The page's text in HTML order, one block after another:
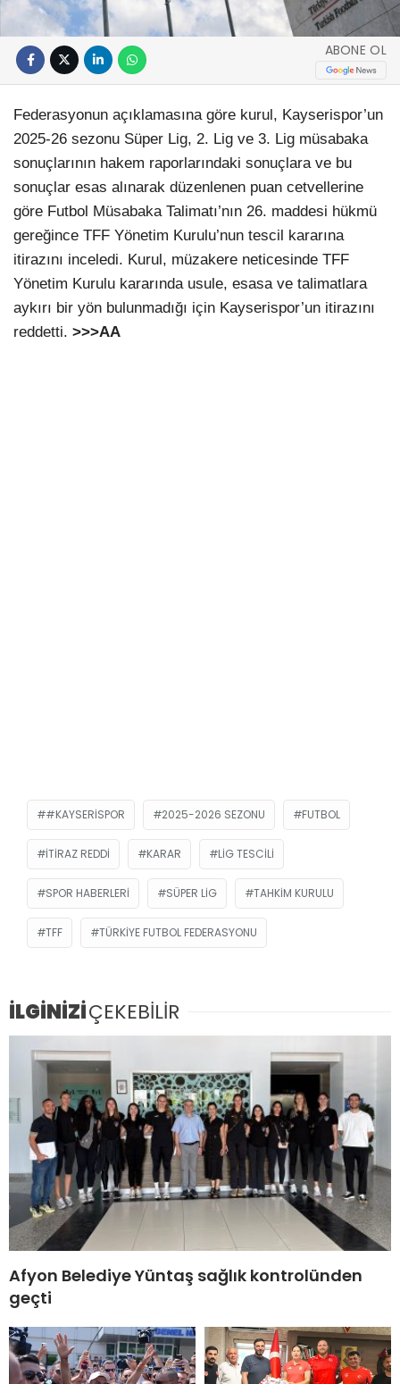
ABONE OL
Federasyonun açıklamasına göre kurul, Kayserispor’un
2025-26 sezonu Süper Lig, 2. Lig ve 3. Lig müsabaka
sonuçlarının hakem raporlarındaki sonuçlara ve bu
sonuçlar esas alınarak düzenlenen puan cetvellerine
göre Futbol Müsabaka Talimatı’nın 26. maddesi hükmü
gereğince TFF Yönetim Kurulu’nun tescil kararına
itirazını inceledi. Kurul, müzakere neticesinde TFF
Yönetim Kurulu kararında usule, esasa ve talimatlara
aykırı bir yön bulunmadığı için Kayserispor’un itirazını
reddetti. >>>AA
#KAYSERISPOR 2025-2026 SEZONU FUTBOL
ITIRAZ REDDI KARAR LIG TESCILI
SPOR HABERLERI SÜPER LIG TAHKIM KURULU
TFF TÜRKIYE FUTBOL FEDERASYONU
İLGİNİZİÇEKEBİLİR
Afyon Belediye Yüntaş sağlık kontrolünden
geçti